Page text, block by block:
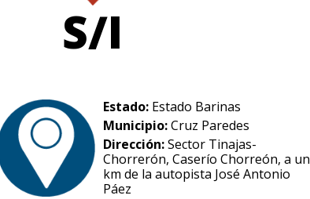
S/I
Estado: Estado Barinas
Municipio:Cruz Paredes
Dirección:Sector Tinajas-
Chorrerón, Caserío Chorreón, a un
km de la autopista José Antonio
Páez